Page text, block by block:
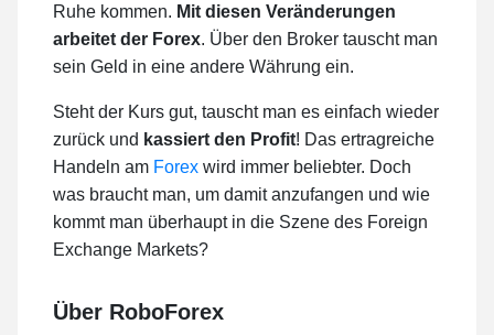
Ruhe kommen. Mit diesen Veränderungen
arbeitet der Forex. Über den Broker tauscht man
sein Geld in eine andere Währung ein.
Steht der Kurs gut, tauscht man es einfach wieder
zurück und kassiert den Profit! Das ertragreiche
Handeln am Forex wird immer beliebter. Doch
was braucht man, um damit anzufangen und wie
kommt man überhaupt in die Szene des Foreign
Exchange Markets?
Über RoboForex